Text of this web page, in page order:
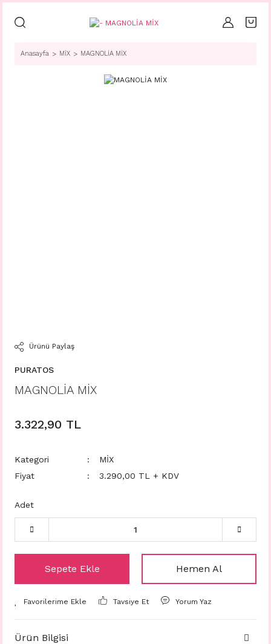
Anasayfa MİX MAGNOLİA MİX
Ürünü Paylaş
PURATOS
MAGNOLİA MİX
3.322,90 TL
Kategori
MİX
Fiyat
3.290,00 TL + KDV
Adet
Sepete Ekle Hemen Al
Tavsiye Et Yorum Yaz
Ürün Bilgisi